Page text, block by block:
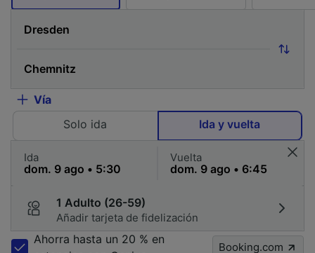
Vía
Solo ida
Ida y vuelta
Ida Vuelta
1 Adulto (26-59)
Añadir tarjeta de fidelización
Ahorra hasta un 20 % en
Booking.com